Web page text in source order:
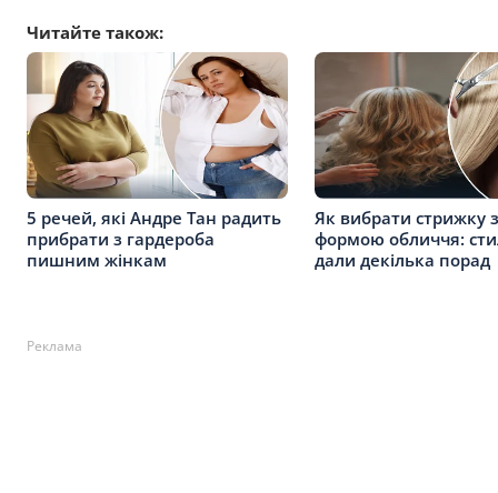
Читайте також:
5 речей, які Андре Тан радить
прибрати з гардероба
пишним жінкам
Як вибрати стрижку
формою обличчя:
дали декілька порад
Реклама